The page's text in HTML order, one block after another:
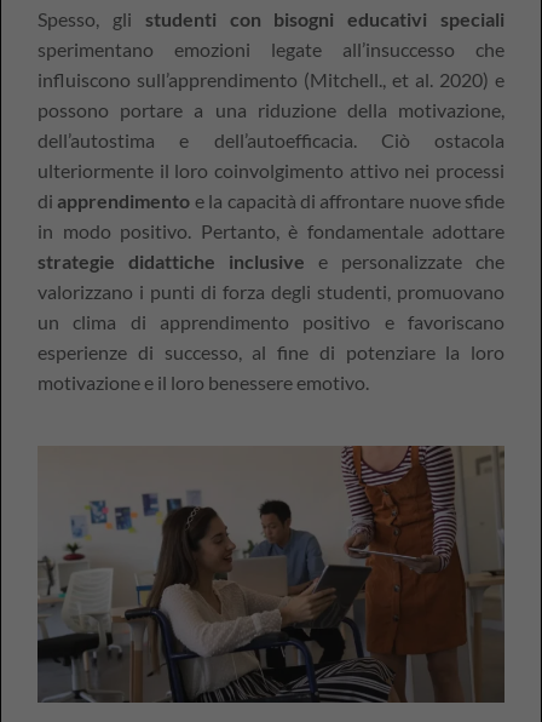
Spesso, gli studenti con bisogni educativi speciali
sperimentano emozioni legate all’insuccesso che
influiscono sull’apprendimento (Mitchell., et al. 2020) e
possono portare a una riduzione della motivazione,
dell’autostima e dell’autoefficacia. Ciò ostacola
ulteriormente il loro coinvolgimento attivo nei processi
di apprendimento e la capacità di affrontare nuove sfide
in modo positivo. Pertanto, è fondamentale adottare
strategie didattiche inclusive e personalizzate che
valorizzano i punti di forza degli studenti, promuovano
un clima di apprendimento positivo e favoriscano
esperienze di successo, al fine di potenziare la loro
motivazione e il loro benessere emotivo.